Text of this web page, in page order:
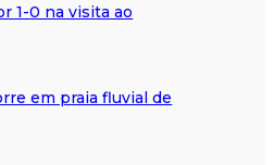
1-0 na visita ao
em praia fluvial de